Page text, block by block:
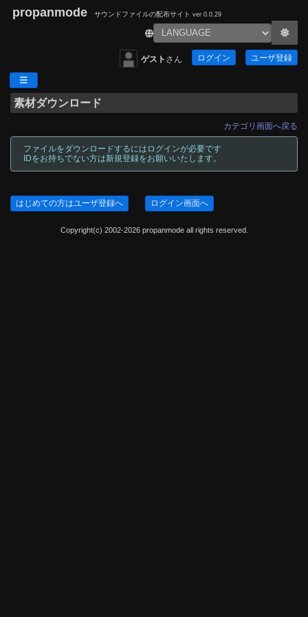
propanmode サウンドファイルの配布サイト ver 0.0.29
ゲスト さん ログイン ユーザ登録
素材ダウンロード
カテゴリ画面へ戻る
ファイルをダウンロードするにはログインが必要です
IDをお持ちでない方は新規登録をお願いいたします。
はじめての方はユーザ登録へ ログイン画面へ
Copyright(c) 2002-2026 propanmode all rights reserved.